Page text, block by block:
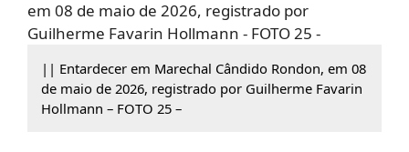
|| Entardecer em Marechal Cândido Rondon, em 08
de maio de 2026, registrado por Guilherme Favarin
Hollmann – FOTO 25 –